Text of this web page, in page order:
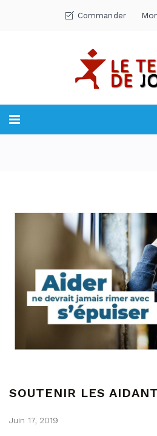
Commander
SOUTENIR LES
Juin 17, 2019